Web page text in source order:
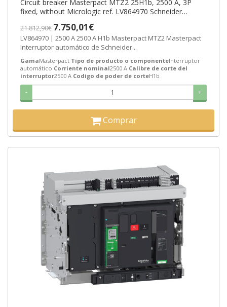
Circuit breaker Masterpact MTZ2 25H1b, 2500 A, 3P
fixed, without Micrologic ref. LV864970 Schneider
21.812,90€ 7.750,01€
LV864970 | 2500 A 2500 A H1b Masterpact MTZ2 Masterpact
Interruptor automático de Schneider...
GamaMasterpact Tipo de producto o componenteInterruptor
automático Corriente nominal2500 A Calibre de corte del
interruptor2500 A Codigo de poder de corteH1b
- +
Comprar